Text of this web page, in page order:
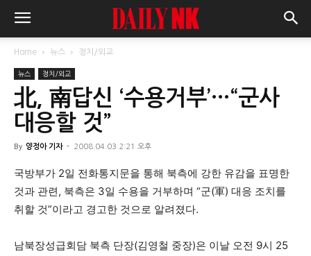
Home 뉴스 정치/외교
뉴스 정치/외교
北, 南답신 ‘수용거부’…“군사
대응할 것”
By 양정아 기자 - 2008.04.03 2:21 오후
국방부가 2일 전화통지문을 통해 북측에 강한 유감을 표명한
것과 관련, 북측은 3일 수용을 거부하며 “군(軍) 대응 조치를
취할 것”이라고 경고한 것으로 알려졌다.
남북장성급회담 북측 단장(김영철 중장)은 이날 오전 9시 25